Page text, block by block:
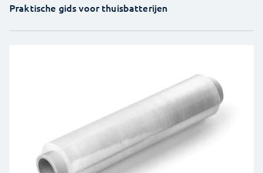
Praktische gids voor thuisbatterijen